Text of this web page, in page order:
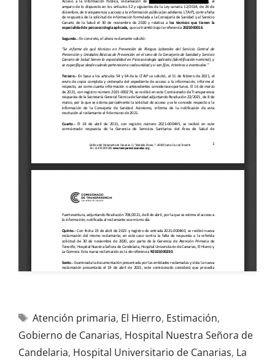
Atención primaria, El Hierro, Estimación,
Gobierno de Canarias, Hospital Nuestra Señora de
Candelaria, Hospital Universitario de Canarias, La